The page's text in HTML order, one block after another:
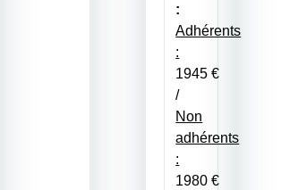
:
Adhérents
:
1945 €
/
Non
adhérents
:
1980 €